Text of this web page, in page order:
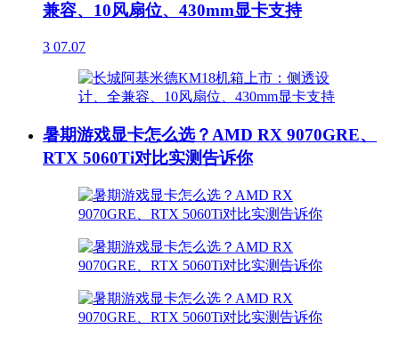
兼容、10风扇位、430mm显卡支持
3 07.07
暑期游戏显卡怎么选？AMD RX 9070GRE、
RTX 5060Ti对比实测告诉你